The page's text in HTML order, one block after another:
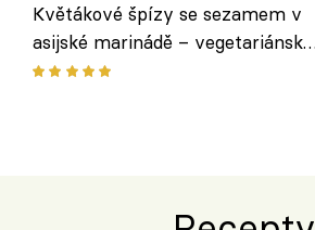
Květákové špízy se sezamem v
asijské marinádě – vegetariánská
chuťovka z grilu